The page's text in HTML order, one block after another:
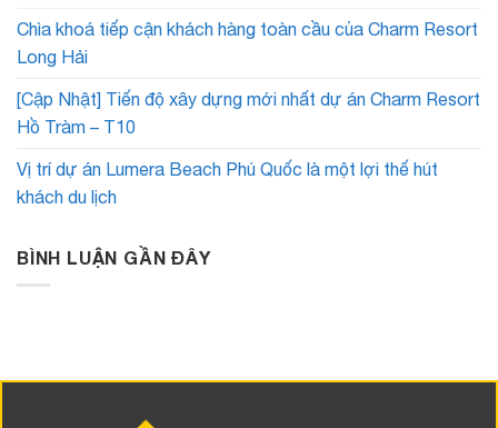
Chìa khoá tiếp cận khách hàng toàn cầu của Charm Resort
Long Hải
[Cập Nhật] Tiến độ xây dựng mới nhất dự án Charm Resort
Hồ Tràm – T10
Vị trí dự án Lumera Beach Phú Quốc là một lợi thế hút
khách du lịch
BÌNH LUẬN GẦN ĐÂY